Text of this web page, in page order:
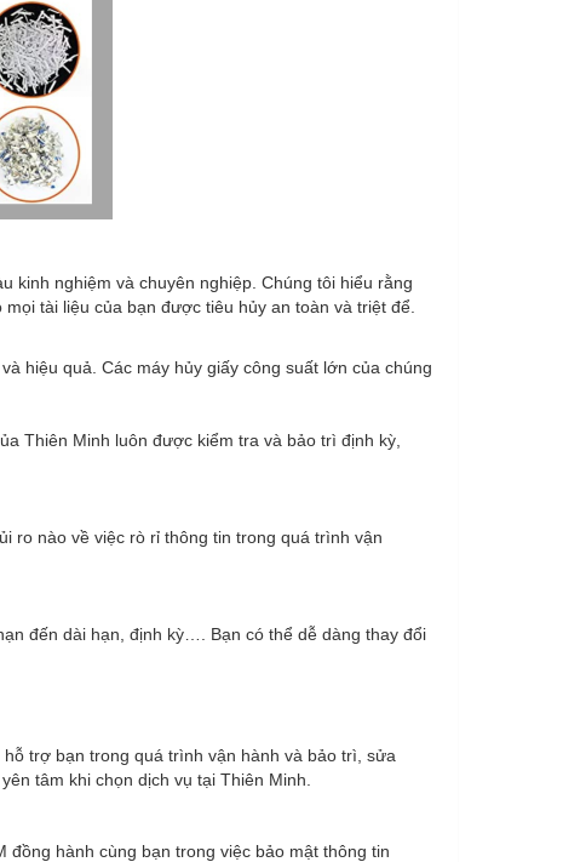
kinh nghiệm và chuyên nghiệp. Chúng tôi hiểu rằng
tài liệu của bạn được tiêu hủy an toàn và triệt để.
hiệu quả. Các máy hủy giấy công suất lớn của chúng
Thiên Minh luôn được kiểm tra và bảo trì định kỳ,
ro nào về việc rò rỉ thông tin trong quá trình vận
đến dài hạn, định kỳ…. Bạn có thể dễ dàng thay đổi
trợ bạn trong quá trình vận hành và bảo trì, sửa
tâm khi chọn dịch vụ tại Thiên Minh.
đồng hành cùng bạn trong việc bảo mật thông tin